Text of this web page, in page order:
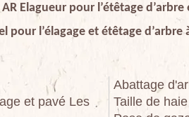
Elagueur pour l’étêtage d’arbre
pour l’élagage et étêtage d’arbre
et pavé Les
Abattage
Taille de